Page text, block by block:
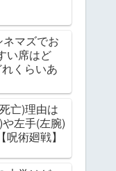
マズでお
い席はど
くらいあ
亡)理由は
左手(左腕)
術廻戦】